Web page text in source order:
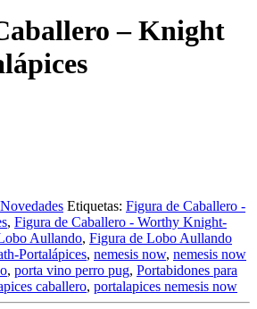
– Knight
Novedades Etiquetas: Figura de Caballero -
, Figura de Caballero - Worthy Knight-
Aullando, Figura de Lobo Aullando
Portalápices, nemesis now, nemesis now
, porta vino perro pug, Portabidones para
caballero, portalapices nemesis now